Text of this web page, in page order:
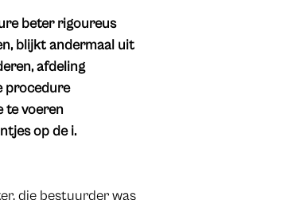
beter rigoureus
blijkt andermaal uit
afdeling
procedure
te voeren
op de i.
die bestuurder was